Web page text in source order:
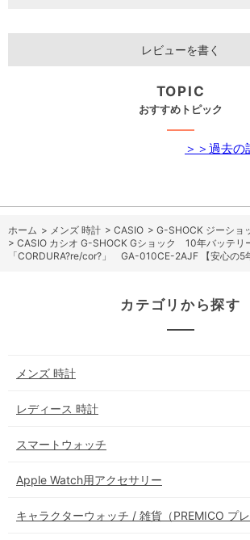
レビューを書く
TOPIC
おすすめトピック
＞＞過去の
ホーム > メンズ 時計 > CASIO > G-SHOCK ジーショ
> CASIO カシオ G-SHOCK Gショック 10年バッテ
「CORDURA?re/cor?」 GA-010CE-2AJF 【安心の5
カテゴリから探す
メンズ 時計
レディース 時計
スマートウォッチ
Apple Watch用アクセサリー
キャラクターウォッチ / 雑貨（PREMICO プレ